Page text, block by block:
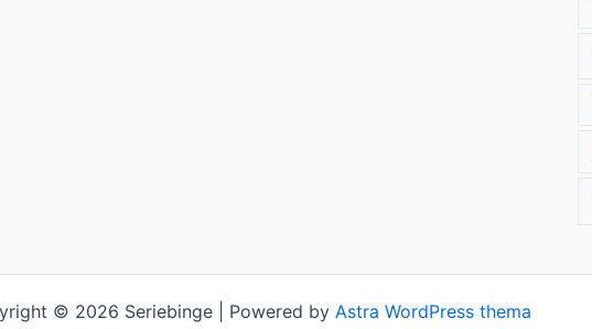
© 2026 Seriebinge | Powered by Astra WordPress thema